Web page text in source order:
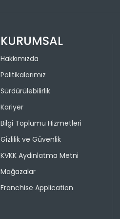
KURUMSAL
Hakkımızda
Politikalarımız
Sürdürülebilirlik
Kariyer
Bilgi Toplumu Hizmetleri
Gizlilik ve Güvenlik
KVKK Aydınlatma Metni
Mağazalar
Franchise Application